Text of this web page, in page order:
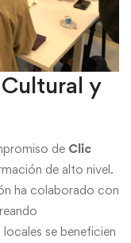
y
de Clic
de alto nivel.
ha colaborado con
se beneficien